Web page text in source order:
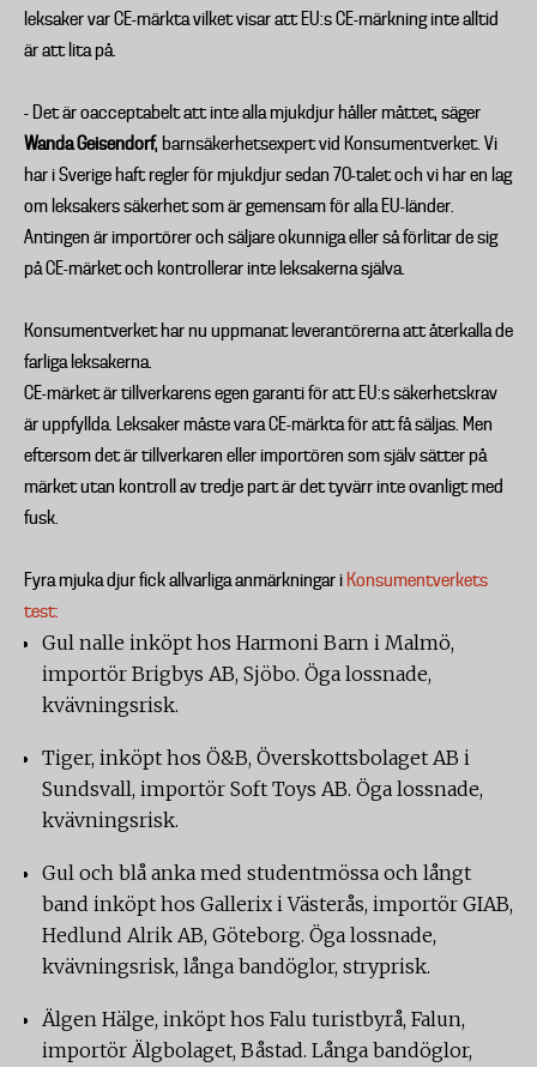
leksaker var CE-märkta vilket visar att EU:s CE-märkning inte alltid
är att lita på.
- Det är oacceptabelt att inte alla mjukdjur håller måttet, säger
Wanda Geisendorf, barnsäkerhetsexpert vid Konsumentverket. Vi
har i Sverige haft regler för mjukdjur sedan 70-talet och vi har en lag
om leksakers säkerhet som är gemensam för alla EU-länder.
Antingen är importörer och säljare okunniga eller så förlitar de sig
på CE-märket och kontrollerar inte leksakerna själva.
Konsumentverket har nu uppmanat leverantörerna att återkalla de
farliga leksakerna.
CE-märket är tillverkarens egen garanti för att EU:s säkerhetskrav
är uppfyllda. Leksaker måste vara CE-märkta för att få säljas. Men
eftersom det är tillverkaren eller importören som själv sätter på
märket utan kontroll av tredje part är det tyvärr inte ovanligt med
fusk.
Fyra mjuka djur fick allvarliga anmärkningar i Konsumentverkets
test:
Gul nalle inköpt hos Harmoni Barn i Malmö,
importör Brigbys AB, Sjöbo. Öga lossnade,
kvävningsrisk.
Tiger, inköpt hos Ö&B, Överskottsbolaget AB i
Sundsvall, importör Soft Toys AB. Öga lossnade,
kvävningsrisk.
Gul och blå anka med studentmössa och långt
band inköpt hos Gallerix i Västerås, importör GIAB,
Hedlund Alrik AB, Göteborg. Öga lossnade,
kvävningsrisk, långa bandöglor, stryprisk.
Älgen Hälge, inköpt hos Falu turistbyrå, Falun,
importör Älgbolaget, Båstad. Långa bandöglor,